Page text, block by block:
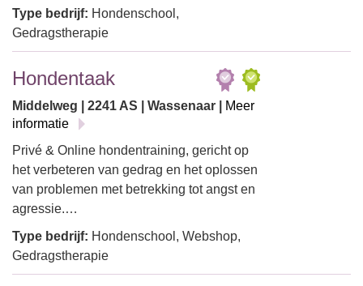
Type bedrijf: Hondenschool,
Gedragstherapie
Hondentaak
Middelweg | 2241 AS | Wassenaar |
Meer
informatie
Privé & Online hondentraining, gericht op
het verbeteren van gedrag en het oplossen
van problemen met betrekking tot angst en
agressie.…
Type bedrijf: Hondenschool, Webshop,
Gedragstherapie